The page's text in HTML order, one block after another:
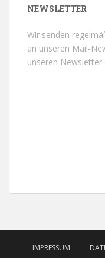
NEWSLETTER
Wir senden
an unseren Mail-
unseren Newsletter
IMPRESSUM